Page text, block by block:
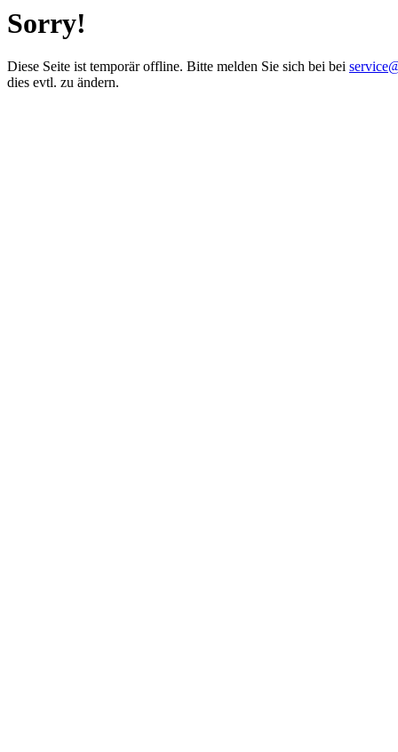
Sorry!
Diese Seite ist temporär offline. Bitte melden Sie sich bei bei
dies evtl. zu ändern.